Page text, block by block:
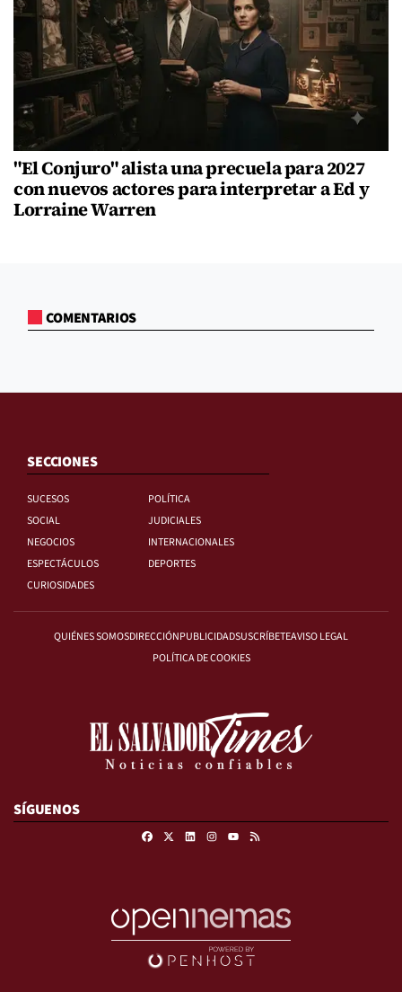
"El Conjuro" alista una precuela para 2027
con nuevos actores para interpretar a Ed y
Lorraine Warren
COMENTARIOS
SECCIONES
SUCESOS
POLÍTICA
SOCIAL
JUDICIALES
NEGOCIOS
INTERNACIONALES
ESPECTÁCULOS
DEPORTES
CURIOSIDADES
QUIÉNES SOMOSDIRECCIÓNPUBLICIDADSUSCRÍBETEAVISO LEGAL
POLÍTICA DE COOKIES
SÍGUENOS
FacebookLinkedinInstagram